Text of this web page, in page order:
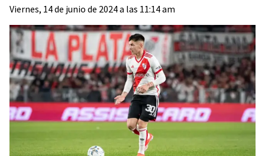
Viernes, 14 de junio de 2024 a las 11:14 am